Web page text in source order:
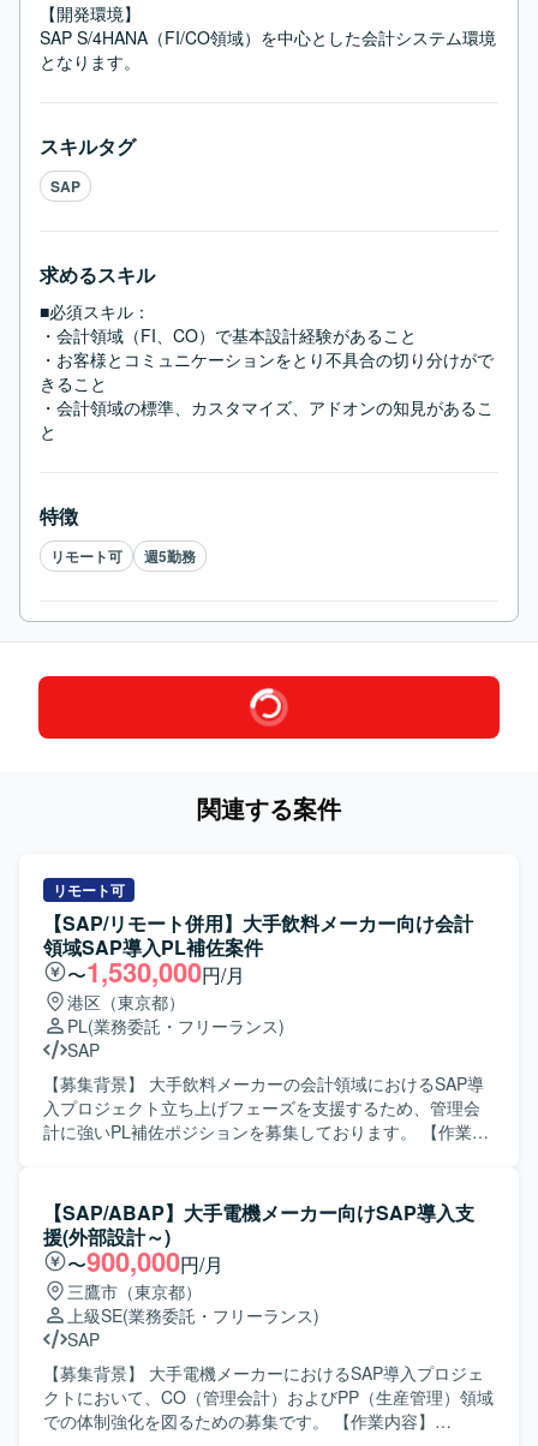
【開発環境】
SAP S/4HANA（FI/CO領域）を中心とした会計システム環境
となります。
スキルタグ
SAP
求めるスキル
■必須スキル：
・会計領域（FI、CO）で基本設計経験があること
・お客様とコミュニケーションをとり不具合の切り分けがで
きること
・会計領域の標準、カスタマイズ、アドオンの知見があるこ
と
特徴
リモート可 週5勤務
関連する案件
リモート可
【SAP/リモート併用】大手飲料メーカー向け会計
領域SAP導入PL補佐案件
〜1,530,000円/月
港区（東京都）
PL(業務委託・フリーランス)
SAP
【募集背景】 大手飲料メーカーの会計領域におけるSAP導
入プロジェクト立ち上げフェーズを支援するため、管理会
計に強いPL補佐ポジションを募集しております。 【作業内
いただきます。財務会計寄りの元請PLを管理会計の知見で
補完しつつ、エンドユーザーの要件調整・取りまとめを行
い、要望を受け止めながら最適解を提案していただきま
す。また、元請SIer側の若手メンバーのマネジメントもご担
当いただきます。 【求める人物像】 管理会計と財務会計の
双方を理解し、エンドユーザーの多様な要望に対して冷静
かつ柔軟に対応できる方を求めております。関係者とのコ
ミュニケーションを通じて合意形成を図り、プロジェクト
を前向きに推進できる方にご活躍いただきたいと考えてお
ります。 【ポジションの魅力】 大手メーカーの重要プロジ
【SAP/ABAP】大手電機メーカー向けSAP導入支
援(外部設計～)
〜900,000円/月
三鷹市（東京都）
上級SE(業務委託・フリーランス)
SAP
【募集背景】 大手電機メーカーにおけるSAP導入プロジェ
クトにおいて、CO（管理会計）およびPP（生産管理）領域
での体制強化を図るための募集です。 【作業内容】